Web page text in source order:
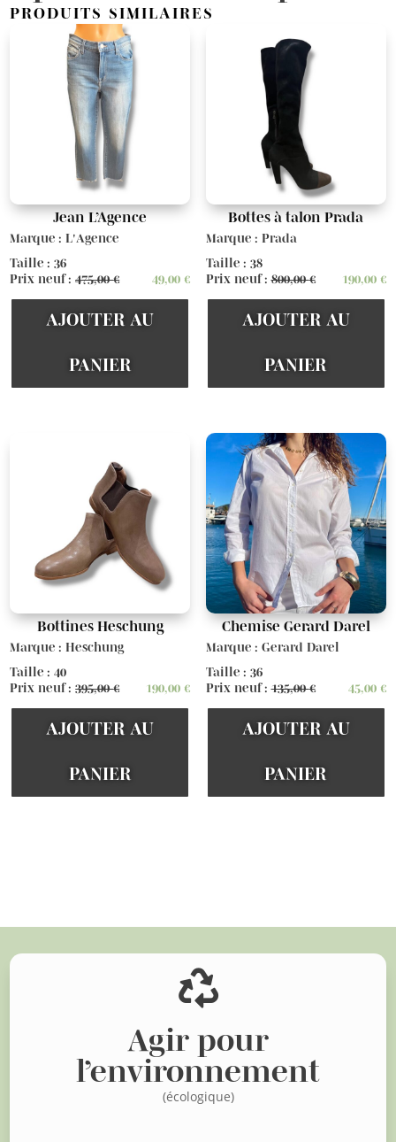
PRODUITS SIMILAIRES
Jean L’Agence
Marque : L'Agence
Taille : 36
Prix neuf :475,00€ 49,00€
AJOUTER AU
PANIER
Bottes à talon Prada
Marque : Prada
Taille : 38
Prix neuf :800,00€ 190,00 €
AJOUTER AU
PANIER
Bottines Heschung
Marque : Heschung
Taille : 40
Prix neuf :395,00€ 190,00€
AJOUTER AU
PANIER
Chemise Gerard Darel
Marque : Gerard Darel
Taille : 36
Prix neuf :135,00€ 45,00 €
AJOUTER AU
PANIER

Agir pour
l’environnement
(écologique)